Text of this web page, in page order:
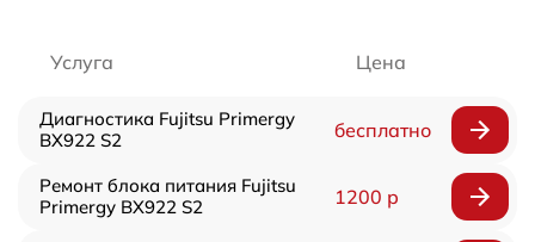
Услуга Цена
Диагностика Fujitsu Primergy
BX922 S2
бесплатно
Ремонт блока питания Fujitsu
Primergy BX922 S2
1200 р